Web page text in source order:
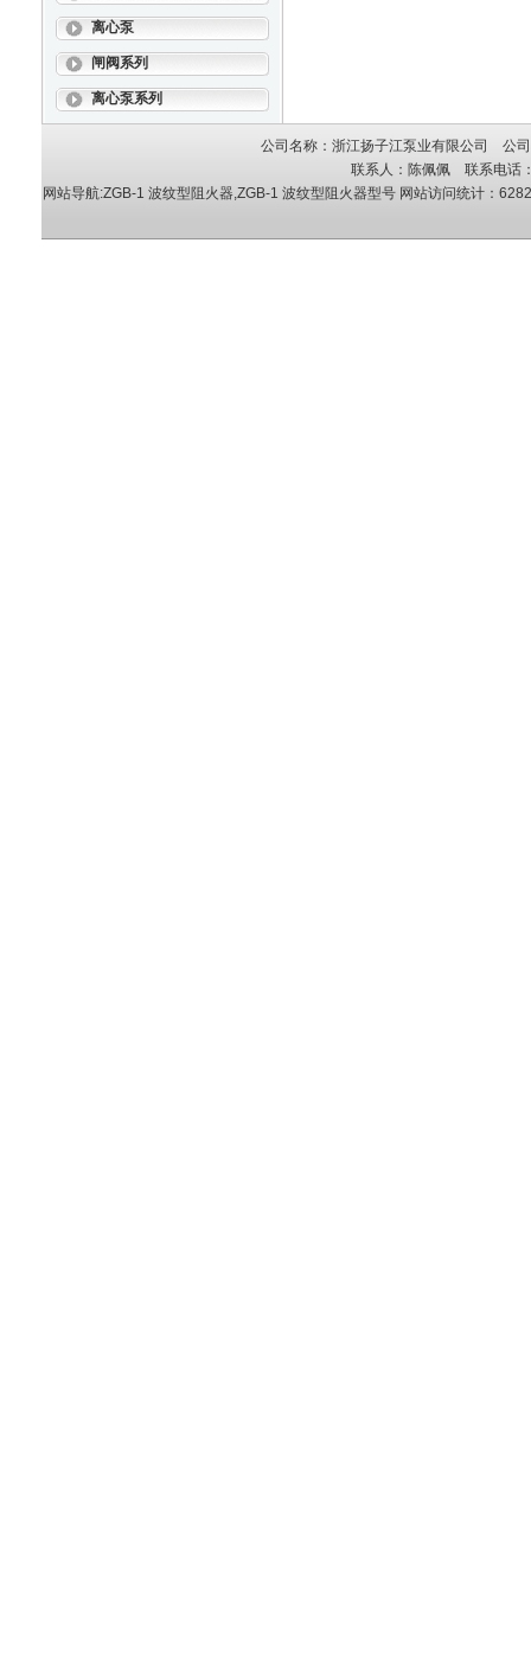
离心泵
闸阀系列
离心泵系列
公司名称：浙江扬子江泵业有限公司 公
联系人：陈佩佩 联系电话
网站导航:ZGB-1 波纹型阻火器,ZGB-1 波纹型阻火器型号 网站访问统计：